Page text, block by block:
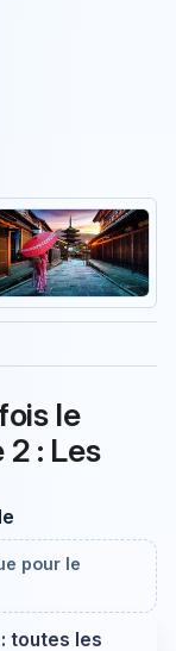
le
: Les
pour le
toutes les